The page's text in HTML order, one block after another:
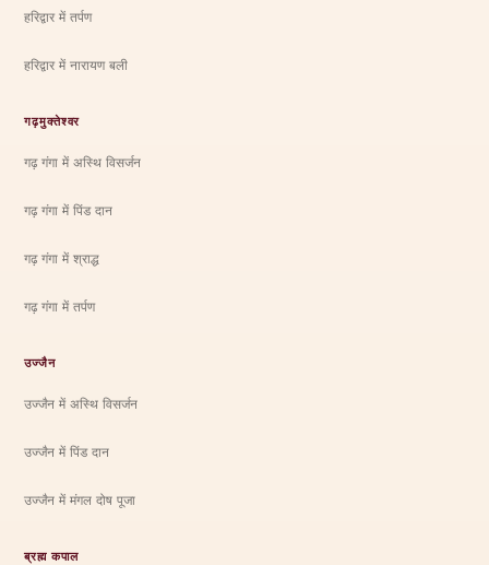
हरिद्वार में तर्पण
हरिद्वार में नारायण बली
गढ़मुक्तेश्वर
गढ़ गंगा में अस्थि विसर्जन
गढ़ गंगा में पिंड दान
गढ़ गंगा में श्राद्ध
गढ़ गंगा में तर्पण
उज्जैन
उज्जैन में अस्थि विसर्जन
उज्जैन में पिंड दान
उज्जैन में मंगल दोष पूजा
ब्रह्म कपाल